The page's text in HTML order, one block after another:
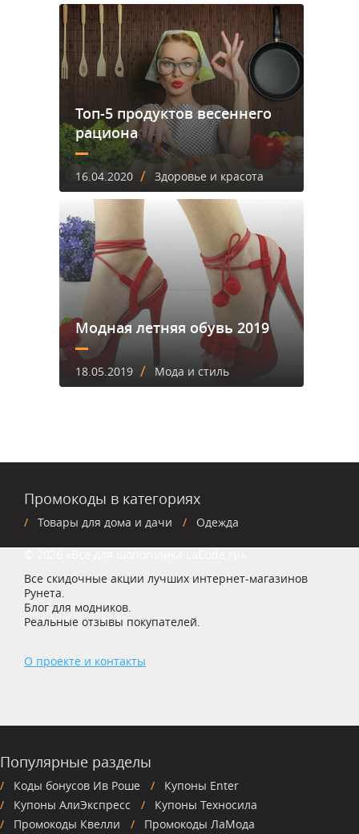
Топ-5 продуктов весеннего
рациона
16.04.2020 / Здоровье и красота
Модная летняя обувь 2019
18.05.2019 / Мода и стиль
Промокоды в категориях
Товары для дома и дачи Одежда
Все скидочные акции лучших интернет-магазинов
Рунета.
Блог для модников.
Реальные отзывы покупателей.
О проекте и контакты
Популярные разделы
Коды бонусов Ив Роше
Купоны Enter
Купоны АлиЭкспресс
Купоны Техносила
Промокоды Квелли
Промокоды ЛаМода